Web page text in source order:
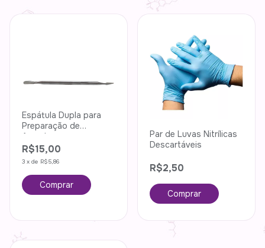
Espátula Dupla para
Preparação de
Amostras
R$15,00
3 x de R$5,86
Par de Luvas Nitrílicas
Descartáveis
R$2,50
Comprar